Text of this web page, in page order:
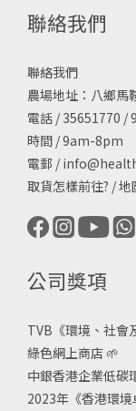
聯絡我們
聯絡我們
農場地址：八鄉馬
電話 / 35651770 /
時間 / 9am-8pm
電郵 /
取貨怎樣前往? /地
公司獎項
TVB《環境、社會
綠色網上商店 🌱
中銀香港企業低碳
2023年《香港環